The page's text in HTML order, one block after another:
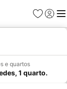
Favoritos
Iniciar
e quartos
1 quarto.